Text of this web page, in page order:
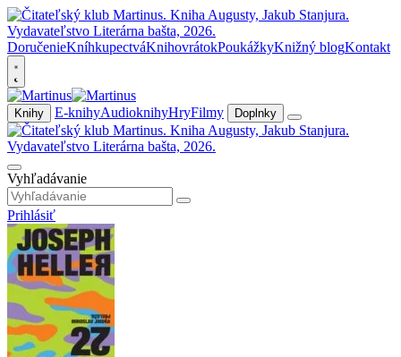
DoručenieKníhkupectváKnihovrátokPoukážkyKnižný blogKontakt
Knihy E-knihyAudioknihyHryFilmy Doplnky
Vyhľadávanie
Prihlásiť